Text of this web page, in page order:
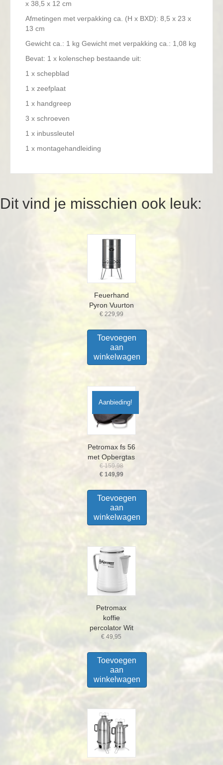
x 38,5 x 12 cm
Afmetingen met verpakking ca. (H x BXD): 8,5 x 23 x
13 cm
Gewicht ca.: 1 kg Gewicht met verpakking ca.: 1,08 kg
Bevat: 1 x kolenschep bestaande uit:
1 x schepblad
1 x zeefplaat
1 x handgreep
3 x schroeven
1 x inbussleutel
1 x montagehandleiding
Dit vind je misschien ook leuk:
Feuerhand
Pyron Vuurton
€229,99
Toevoegen
aan
winkelwagen
Aanbieding!
Petromax fs 56
met Opbergtas
€159,98Oorspronkelijke
prijs
€ 159,98.
€149,99Huidige
is:
€ 149,99.
Toevoegen
aan
winkelwagen
Petromax
koffie
percolator Wit
€ 49,95
Toevoegen
aan
winkelwagen